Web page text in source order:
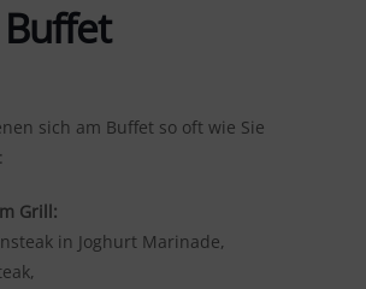
sich am Buffet so oft wie Sie
Grill:
in Joghurt Marinade,